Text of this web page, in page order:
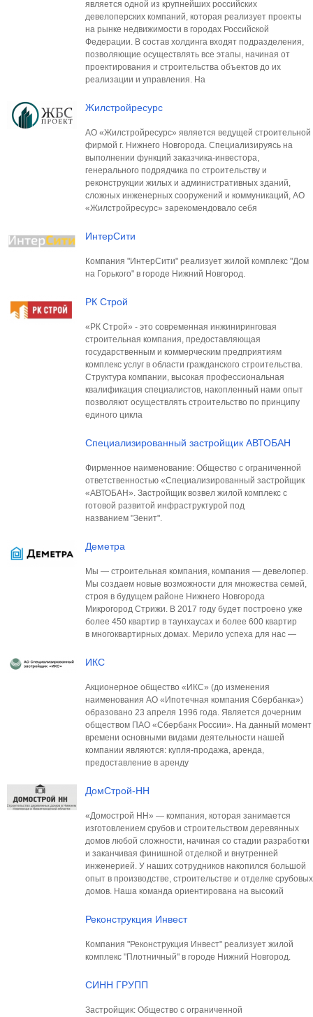
является одной из крупнейших российских
девелоперских компаний, которая реализует проекты
на рынке недвижимости в городах Российской
Федерации. В состав холдинга входят подразделения,
позволяющие осуществлять все этапы, начиная от
проектирования и строительства объектов до их
реализации и управления. На
Жилстройресурс
АО «Жилстройресурс» является ведущей строительной
фирмой г. Нижнего Новгорода. Специализируясь на
выполнении функций заказчика-инвестора,
генерального подрядчика по строительству и
реконструкции жилых и административных зданий,
сложных инженерных сооружений и коммуникаций, АО
«Жилстройресурс» зарекомендовало себя
ИнтерСити
Компания "ИнтерСити" реализует жилой комплекс "Дом
на Горького" в городе Нижний Новгород.
РК Строй
«РК Строй» - это современная инжиниринговая
строительная компания, предоставляющая
государственным и коммерческим предприятиям
комплекс услуг в области гражданского строительства.
Структура компании, высокая профессиональная
квалификация специалистов, накопленный нами опыт
позволяют осуществлять строительство по принципу
единого цикла
Специализированный застройщик АВТОБАН
Фирменное наименование: Общество с ограниченной
ответственностью «Специализированный застройщик
«АВТОБАН». Застройщик возвел жилой комплекс с
готовой развитой инфраструктурой под
названием "Зенит".
Деметра
Мы — строительная компания, компания — девелопер.
Мы создаем новые возможности для множества семей,
строя в будущем районе Нижнего Новгорода
Микрогород Стрижи. В 2017 году будет построено уже
более 450 квартир в таунхаусах и более 600 квартир
в многоквартирных домах. Мерило успеха для нас —
ИКС
Акционерное общество «ИКС» (до изменения
наименования АО «Ипотечная компания Сбербанка»)
образовано 23 апреля 1996 года. Является дочерним
обществом ПАО «Сбербанк России». На данный момент
времени основными видами деятельности нашей
компании являются: купля-продажа, аренда,
предоставление в аренду
ДомСтрой-НН
«Домострой НН» — компания, которая занимается
изготовлением срубов и строительством деревянных
домов любой сложности, начиная со стадии разработки
и заканчивая финишной отделкой и внутренней
инженерией. У наших сотрудников накопился большой
опыт в производстве, строительстве и отделке срубовых
домов. Наша команда ориентирована на высокий
Реконструкция Инвест
Компания "Реконструкция Инвест" реализует жилой
комплекс "Плотничный" в городе Нижний Новгород.
СИНН ГРУПП
Застройщик: Общество с ограниченной